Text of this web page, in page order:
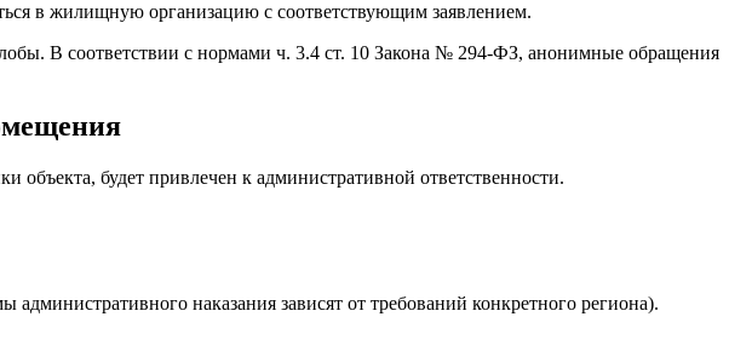
в жилищную организацию с соответствующим заявлением.
В соответствии с нормами ч. 3.4 ст. 10 Закона № 294-ФЗ, анонимные обращения
будет привлечен к административной ответственности.
административного наказания зависят от требований конкретного региона).